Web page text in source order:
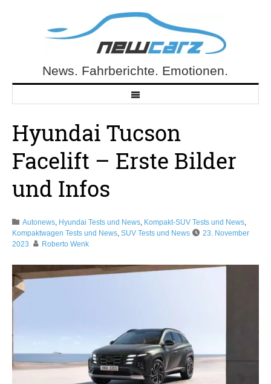
NewCarz.deNews. Fahrberichte. Emotionen.
Hyundai Tucson
Facelift – Erste Bilder
und Infos
Autonews, Hyundai Tests und News, Kompakt-SUV Tests und News,
Kompaktwagen Tests und News, SUV Tests und News
23. November
2023
Roberto Wenk